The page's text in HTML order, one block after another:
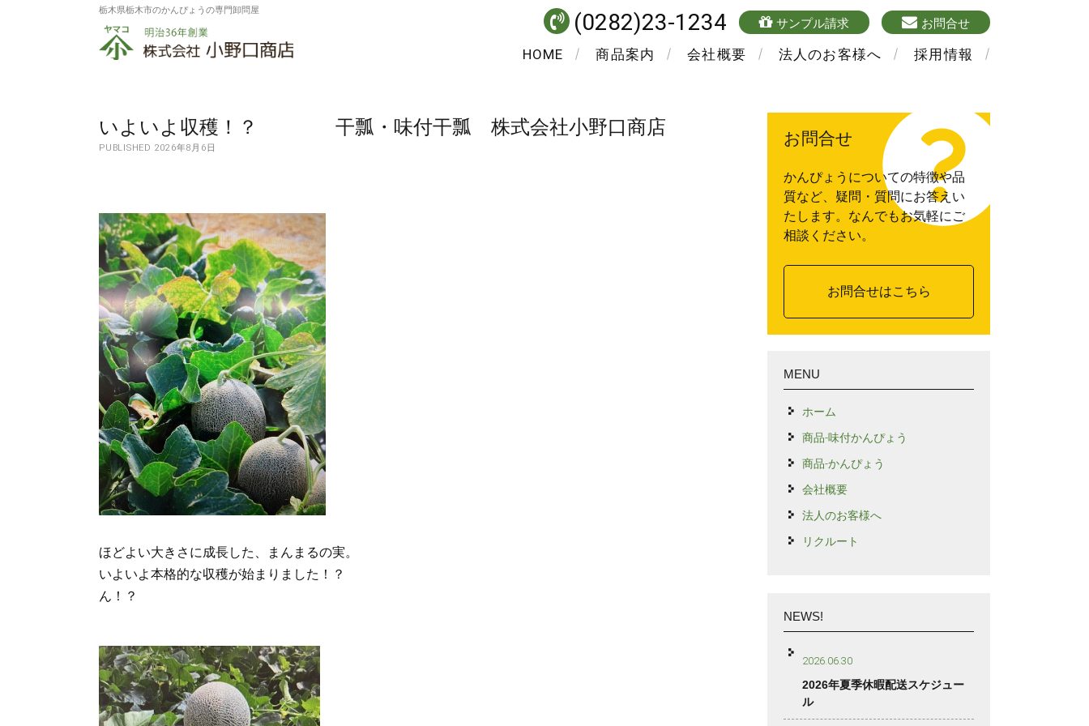
栃木県栃木市のかんぴょうの専門卸問屋
株
社
小
口
商
店
HOME 商品案内 会社概要 法人のお客様へ 採用情報
(0282)23-1234 sample
サンプル請求 mailform
お問合せ
いよいよ収穫！？ 干瓢・味付干瓢 株式会社小野口商店
PUBLISHED 2026年8月6日
ほどよい大きさに成長した、まんまるの実。
いよいよ本格的な収穫が始まりました！？
ん！？
お問合せ
かんぴょうについての特徴や品
質など、疑問・質問にお答えい
たします。なんでもお気軽にご
相談ください。
お問合せはこちら
MENU
ホーム
商品-味付かんぴょう
商品-かんぴょう
会社概要
法人のお客様へ
リクルート
NEWS!
2026.06.30
2026年夏季休暇配送スケジュー
ル